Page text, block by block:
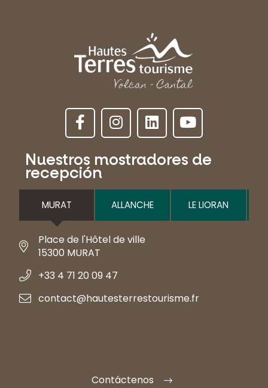
Nuestros mostradores de
recepción
MURAT ALLANCHE LE LIORAN
Place de l'Hôtel de ville
15300 MURAT
+33 4 71 20 09 47
contact@hautesterrestourisme.fr
Contáctenos